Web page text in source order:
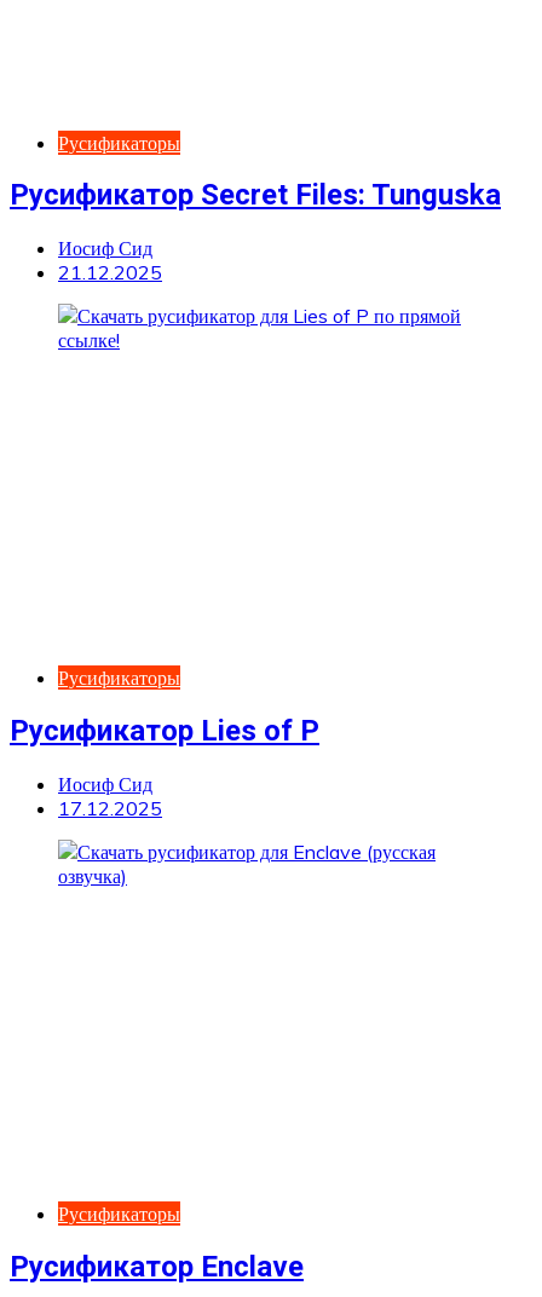
Русификаторы
Русификатор Secret Files: Tunguska
Иосиф Сид
21.12.2025
Русификаторы
Русификатор Lies of P
Иосиф Сид
17.12.2025
Русификаторы
Русификатор Enclave